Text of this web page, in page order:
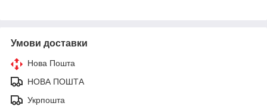
Умови доставки
Нова Пошта
НОВА ПОШТА
Укрпошта